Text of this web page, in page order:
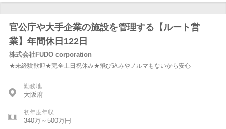
官公庁や大手企業の施設を管理する【ルート営
業】年間休日122日
株式会社FUDO corporation
★未経験歓迎★完全土日祝休み★飛び込みやノルマもないから安心
勤務地
大阪府
初年度年収
340万～500万円